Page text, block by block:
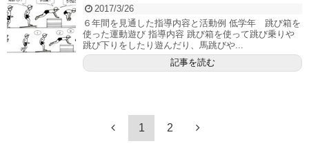
2017/3/26
６年間を見通した指導内容と活動例 低学年 跳び箱を
使った運動遊び 指導内容 跳び箱を使って跳び乗りや
跳び下りをしたり遊んだり、馬跳びや...
記事を読む
1 2